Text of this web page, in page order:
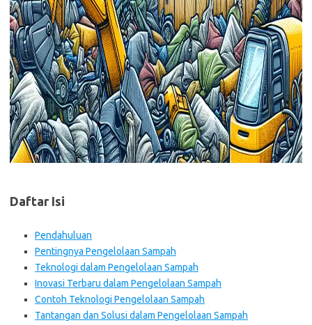
Daftar Isi
Pendahuluan
Pentingnya Pengelolaan Sampah
Teknologi dalam Pengelolaan Sampah
Inovasi Terbaru dalam Pengelolaan Sampah
Contoh Teknologi Pengelolaan Sampah
Tantangan dan Solusi dalam Pengelolaan Sampah